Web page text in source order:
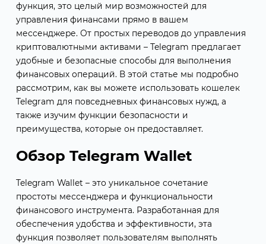
функция, это целый мир возможностей для
управления финансами прямо в вашем
мессенджере. От простых переводов до управления
криптовалютными активами – Telegram предлагает
удобные и безопасные способы для выполнения
финансовых операций. В этой статье мы подробно
рассмотрим, как вы можете использовать кошелек
Telegram для повседневных финансовых нужд, а
также изучим функции безопасности и
преимущества, которые он предоставляет.
Обзор Telegram Wallet
Telegram Wallet – это уникальное сочетание
простоты мессенджера и функциональности
финансового инструмента. Разработанная для
обеспечения удобства и эффективности, эта
функция позволяет пользователям выполнять